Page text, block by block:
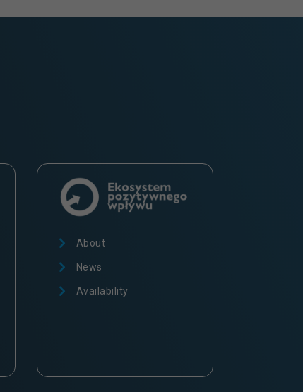
About
News
Availability